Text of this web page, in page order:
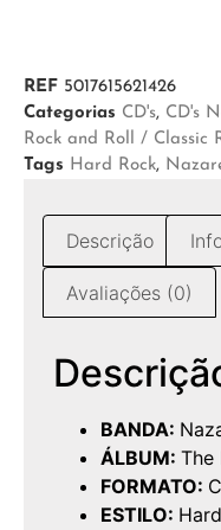
REF 5017615621426
Categorias CD's, CD's
Rock and Roll / Classic
Tags Hard Rock,
Descrição
Avaliações (0)
BANDA:
ÁLBUM: The
FORMATO:
ESTILO: